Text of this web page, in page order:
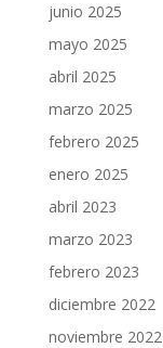
junio 2025
mayo 2025
abril 2025
marzo 2025
febrero 2025
enero 2025
abril 2023
marzo 2023
febrero 2023
diciembre 2022
noviembre 2022